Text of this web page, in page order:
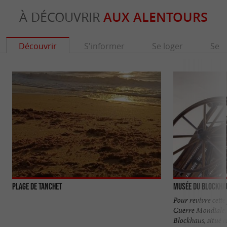
À DÉCOUVRIR AUX ALENTOURS
Découvrir S'informer Se loger Se
Plage de Tanchet Musée du
Pour revivre
Guerre
Blockhaus, situé